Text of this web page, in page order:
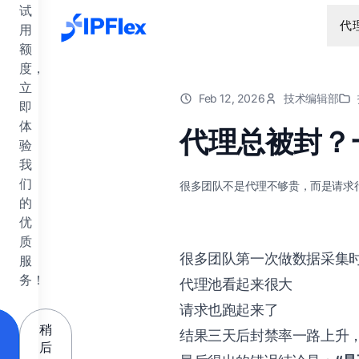
试
用
额
度，
立
即
体
验
我
们
的
优
质
服
务！
稍
后
跳到主要内容
代
Feb 12, 2026 技术编辑部
代理总被封
很多团队不是代理不够贵，而是请
很多团队第一次做数据采集
代理池看起来很大
请求也跑起来了
结果三天后封禁率一路上升